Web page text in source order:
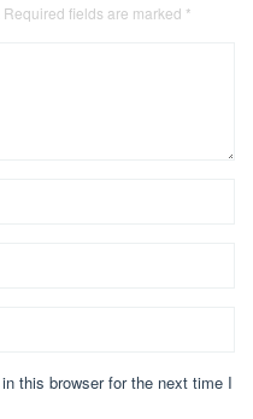
Required fields are marked *
this browser for the next time I